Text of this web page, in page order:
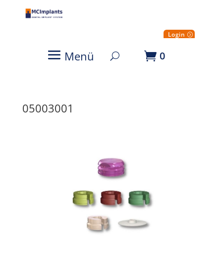
Login
Menü 0
05003001